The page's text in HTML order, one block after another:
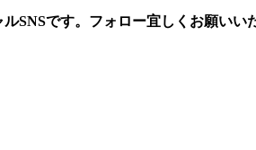
SNSです。フォロー宜しくお願いい